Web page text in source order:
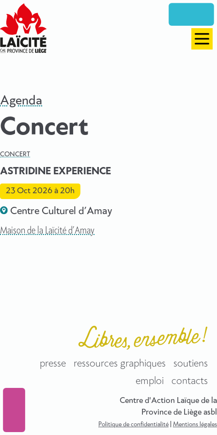
directement
vers
le
contenu
Agenda
Concert
CONCERT
ASTRIDINE EXPERIENCE
23 Oct 2026 à 20h
Centre Culturel d’Amay
Maison de la Laïcité d’Amay
presse ressources graphiques
soutiens
emploi
contacts
Centre d'Action Laïque de la
Province de Liège asbl
Politique de confidentialité Mentions légales